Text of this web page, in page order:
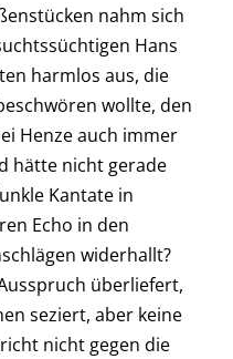
nahm sich
Hans
harmlos aus, die
wollte, den
Henze auch immer
hätte nicht gerade
Kantate in
Echo in den
widerhallt?
überliefert,
seziert, aber keine
nicht gegen die